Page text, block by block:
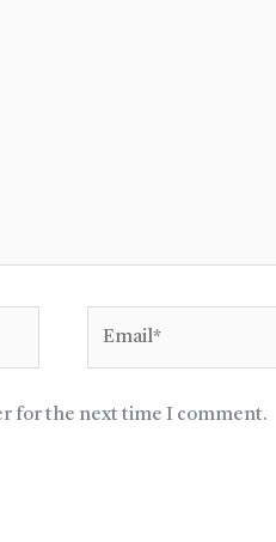
for the next time I comment.